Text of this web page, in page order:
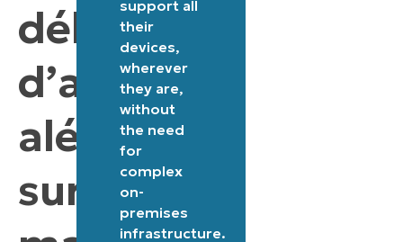
délais
d’attente
aléatoires
sur
charge
l’imprévisibilité
l’exécution
tâches.
support all
their
devices,
wherever
they are,
without
the need
for
complex
on-
premises
infrastructure.